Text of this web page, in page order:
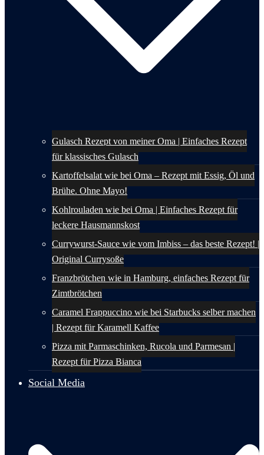
Gulasch Rezept von meiner Oma | Einfaches Rezept
für klassisches Gulasch
Kartoffelsalat wie bei Oma – Rezept mit Essig, Öl und
Brühe. Ohne Mayo!
Kohlrouladen wie bei Oma | Einfaches Rezept für
leckere Hausmannskost
Currywurst-Sauce wie vom Imbiss – das beste Rezept! |
Original Currysoße
Franzbrötchen wie in Hamburg, einfaches Rezept für
Zimtbrötchen
Caramel Frappuccino wie bei Starbucks selber machen
| Rezept für Karamell Kaffee
Pizza mit Parmaschinken, Rucola und Parmesan |
Rezept für Pizza Bianca
Social Media